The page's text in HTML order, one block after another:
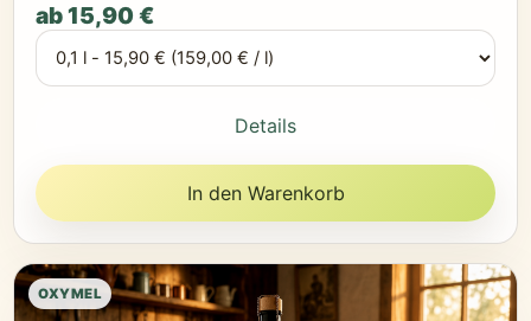
ab 15,90 €
Details
In den Warenkorb
OXYMEL